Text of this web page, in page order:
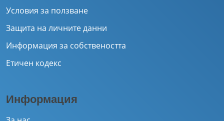
Условия за ползване
Защита на личните данни
Информация за собствеността
Етичен кодекс
Информация